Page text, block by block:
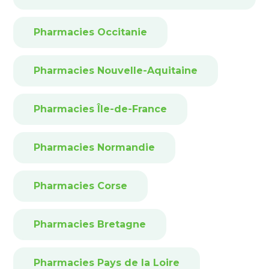
Pharmacies Occitanie
Pharmacies Nouvelle-Aquitaine
Pharmacies Île-de-France
Pharmacies Normandie
Pharmacies Corse
Pharmacies Bretagne
Pharmacies Pays de la Loire